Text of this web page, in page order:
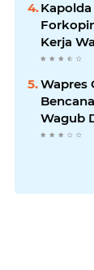
Kerja
Wapres
Wagub